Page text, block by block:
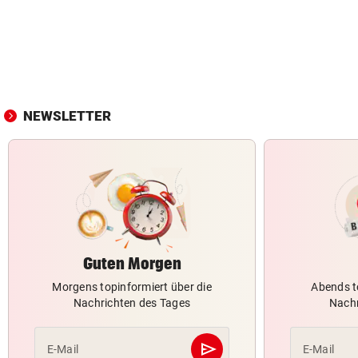
NEWSLETTER
Guten Morgen
Morgens topinformiert über die
Nachrichten des Tages
E-Mail send
Abschicken
Abends
E-Mail